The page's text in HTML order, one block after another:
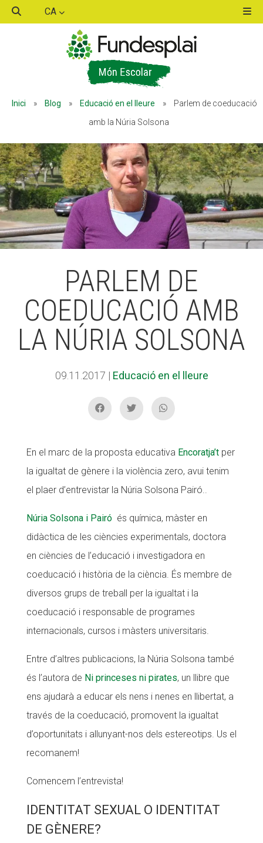
CA
Inici » Blog » Educació en el lleure »
Parlem de coeducació
amb la Núria Solsona
PARLEM DE
COEDUCACIÓ AMB
LA NÚRIA SOLSONA
09.11.2017 | Educació en el lleure
En el marc de la proposta educativaEncoratja’tper
la igualtat de gènere i la violència zero, avui tenim
el plaer d’entrevistar la Núria Solsona Pairó..
Núria Solsona i Pairóés química, màster en
didàctica de les ciències experimentals, doctora
en ciències de l’educació i investigadora en
coeducació i història de la ciència. És membre de
diversos grups de treball per la igualtat i la
coeducació i responsable de programes
internacionals, cursos i màsters universitaris.
Entre d’altres publicacions, la Núria Solsona també
és l’autora de Ni princeses ni pirates, un llibre que
ens ajudarà a educar els nens i nenes en llibertat, a
través de la coeducació, promovent la igualtat
d’oportunitats i allunyant-nos dels estereotips. Us el
recomanem!
Comencem l’entrevista!
IDENTITAT SEXUAL O IDENTITAT
DE GÈNERE?
ACTIVITATS D'ESTIU
MÓN ESCOLAR
ALBERG CENTRE ESPLAI
FORMACIÓ
ACCIÓ SOCIAL I JOVES
ESPLAIS
SUPORT TERCER SECTOR
La Fundació
L'equip
Missió i valors
Memòria d'activitats
Proposta educativa
ACTUALITAT
Notícies
Diari de la Fundació
Fundesplai als mitjans
Xarxes socials